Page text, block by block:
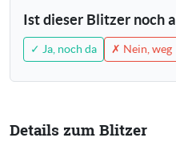
Ist dieser Blitzer noch
✓ Ja, noch da ✗ Nein, weg
Details zum Blitzer